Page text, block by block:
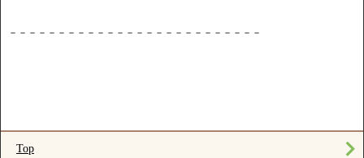
－－－－－－－－－－－－－－－－－－－－－－－－－－
Top